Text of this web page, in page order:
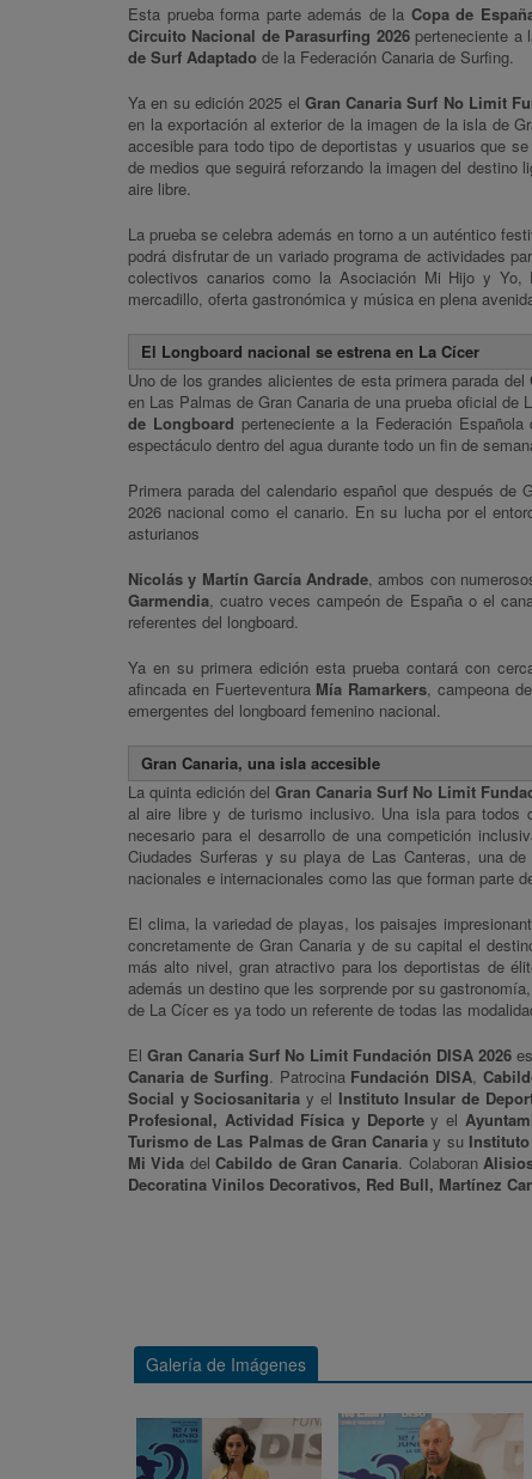
Esta prueba forma parte además de la Copa de
Circuito Nacional de Parasurfing 2026perteneciente a
de Surf Adaptado de la Federación Canaria de Surfing.
Ya en su edición 2025 el Gran Canaria Surf No Limit
en la exportación al exterior de la imagen de la isla de
accesible para todo tipo de deportistas y usuarios que
de medios que seguirá reforzando la imagen del
aire libre.
La prueba se celebra además en torno a un auténtico
podrá disfrutar de un variado programa de actividades
colectivos canarios como la Asociación Mi Hijo y Yo,
mercadillo, oferta gastronómica y música en plena
El Longboard nacional se estrena en La Cícer
Uno de los grandes alicientes de esta primera parada del
en Las Palmas de Gran Canaria de una prueba oficial de
de Longboard perteneciente a la Federación
espectáculo dentro del agua durante todo un fin de
Primera parada del calendario español que después
2026 nacional como el canario. En su lucha por el
asturianos
Nicolás y Martín García Andrade, ambos con
Garmendia, cuatro veces campeón de España o el
referentes del longboard.
Ya en su primera edición esta prueba contará con
afincada en Fuerteventura Mía Ramarkers, campeona
emergentes del longboard femenino nacional.
Gran Canaria, una isla accesible
La quinta edición del Gran Canaria Surf No Limit
al aire libre y de turismo inclusivo. Una isla para todos
necesario para el desarrollo de una competición
Ciudades Surferas y su playa de Las Canteras, una
nacionales e internacionales como las que forman parte
El clima, la variedad de playas, los paisajes
concretamente de Gran Canaria y de su capital el
más alto nivel, gran atractivo para los deportistas de
además un destino que les sorprende por su
de La Cícer es ya todo un referente de todas las
ElGran Canaria Surf No Limit Fundación DISA 2026
Canaria de Surfing. Patrocina Fundación DISA,
Social y Sociosanitaria y el Instituto Insular de
Profesional, Actividad Física y Deportey el
Turismo de Las Palmas de Gran Canariay su
Mi Vida delCabildo de Gran Canaria. Colaboran
Decoratina Vinilos Decorativos, Red Bull, Martínez
Galería de Imágenes